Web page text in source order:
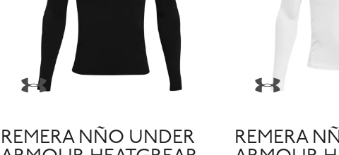
REMERA NÑO UNDER
REMERA